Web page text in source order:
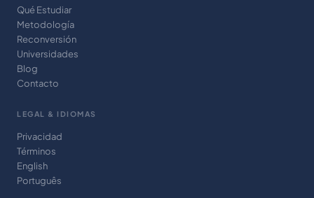
Qué Estudiar
Metodología
Reconversión
Universidades
Blog
Contacto
LEGAL & IDIOMAS
Privacidad
Términos
English
Português